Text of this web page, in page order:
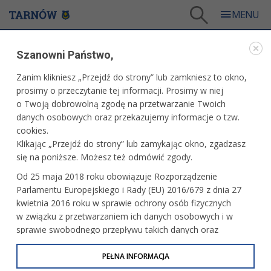
Wał - Ruda - 65 rocznica akcji "Trzeci most"
WARTO ZOBACZYĆ
WAŁ - RUDA - 65 ROCZNICA AKCJI "TRZECI MOST"
26 lipca 2009 r., fot: Paweł Topolski
Szanowni Państwo,
Zanim klikniesz „Przejdź do strony” lub zamkniesz to okno,
prosimy o przeczytanie tej informacji. Prosimy w niej
o Twoją dobrowolną zgodę na przetwarzanie Twoich
danych osobowych oraz przekazujemy informacje o tzw.
cookies.
Klikając „Przejdź do strony” lub zamykając okno, zgadzasz
się na poniższe. Możesz też odmówić zgody.
Od 25 maja 2018 roku obowiązuje Rozporządzenie
Parlamentu Europejskiego i Rady (EU) 2016/679 z dnia 27
kwietnia 2016 roku w sprawie ochrony osób fizycznych
w związku z przetwarzaniem ich danych osobowych i w
sprawie swobodnego przepływu takich danych oraz
uchylenia dyrektywy 95/46/WE (określane jako RODO, GDPR
lub Ogólne Rozporządzenie o Ochronie Danych
PEŁNA INFORMACJA